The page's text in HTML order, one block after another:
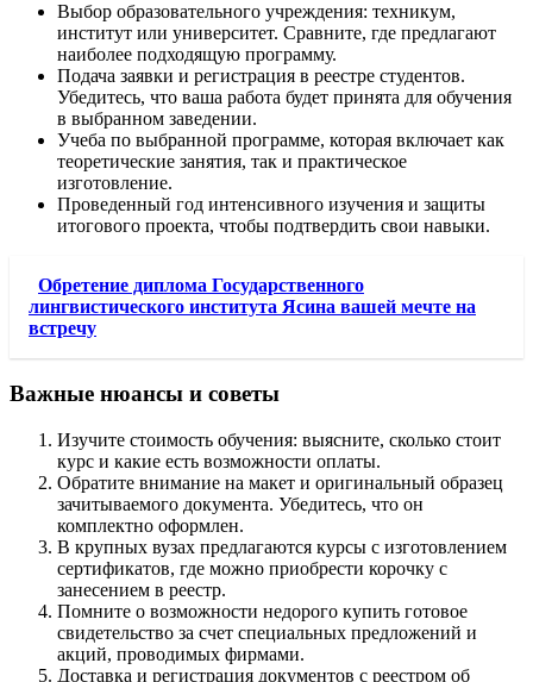
Выбор образовательного учреждения: техникум,
институт или университет. Сравните, где предлагают
наиболее подходящую программу.
Подача заявки и регистрация в реестре студентов.
Убедитесь, что ваша работа будет принята для обучения
в выбранном заведении.
Учеба по выбранной программе, которая включает как
теоретические занятия, так и практическое
изготовление.
Проведенный год интенсивного изучения и защиты
итогового проекта, чтобы подтвердить свои навыки.
Обретение диплома Государственного
лингвистического института Ясина вашей мечте на
встречу
Важные нюансы и советы
Изучите стоимость обучения: выясните, сколько стоит
курс и какие есть возможности оплаты.
Обратите внимание на макет и оригинальный образец
зачитываемого документа. Убедитесь, что он
комплектно оформлен.
В крупных вузах предлагаются курсы с изготовлением
сертификатов, где можно приобрести корочку с
занесением в реестр.
Помните о возможности недорого купить готовое
свидетельство за счет специальных предложений и
акций, проводимых фирмами.
Доставка и регистрация документов с реестром об